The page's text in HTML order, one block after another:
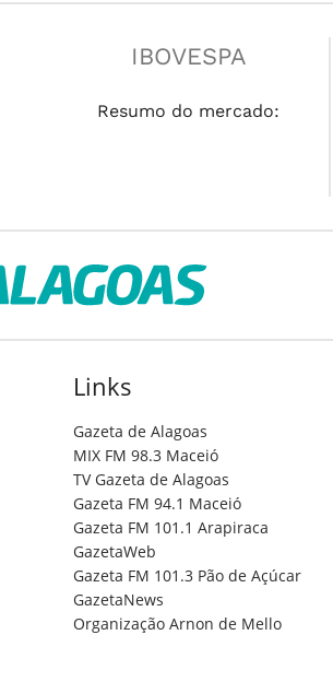
IBOVESPA
Resumo do mercado:
Links
Gazeta de Alagoas
MIX FM 98.3 Maceió
TV Gazeta de Alagoas
Gazeta FM 94.1 Maceió
Gazeta FM 101.1 Arapiraca
GazetaWeb
Gazeta FM 101.3 Pão de Açúcar
GazetaNews
Organização Arnon de Mello